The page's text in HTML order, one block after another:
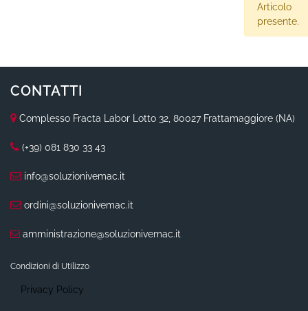
Articolo
presente.
CONTATTI
Complesso Fracta Labor Lotto 32, 80027 Frattamaggiore (NA)
(+39) 081 830 33 43
info@soluzionivemac.it
ordini@soluzionivemac.it
amministrazione@soluzionivemac.it
Condizioni di Utilizzo
Privacy Policy